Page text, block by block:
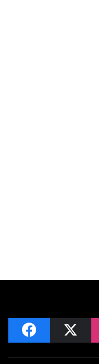
facebook